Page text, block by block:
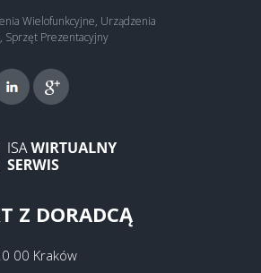
Wielofunkcyjne, Urządzenia
Sprzęt Prezentacyjny
Z DORADCĄ
00 Kraków